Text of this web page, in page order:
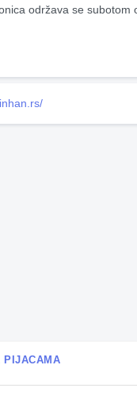
održava se subotom
PIJACAMA